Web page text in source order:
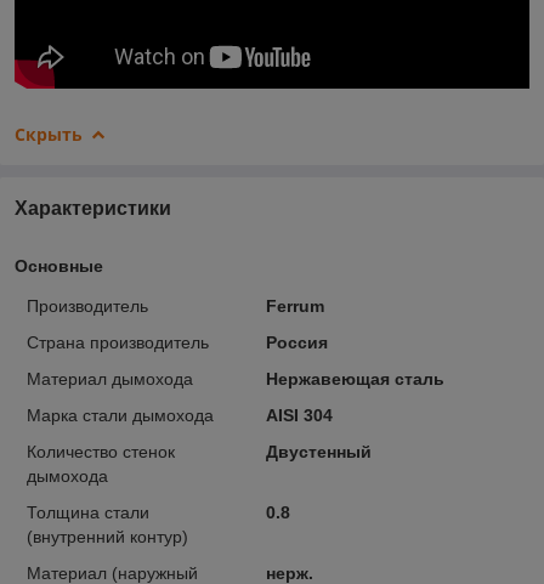
Скрыть
Характеристики
Основные
Производитель
Ferrum
Страна производитель
Россия
Материал дымохода
Нержавеющая сталь
Марка стали дымохода
AISI 304
Количество стенок
дымохода
Двустенный
Толщина стали
(внутренний контур)
0.8
Материал (наружный
нерж.